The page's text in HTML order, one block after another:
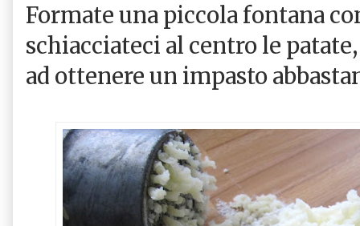
Formate una piccola fontana
schiacciateci al centro le
ad ottenere un impasto